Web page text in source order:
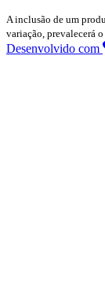
A inclusão de um
variação, prevalecerá
Desenvolvido com